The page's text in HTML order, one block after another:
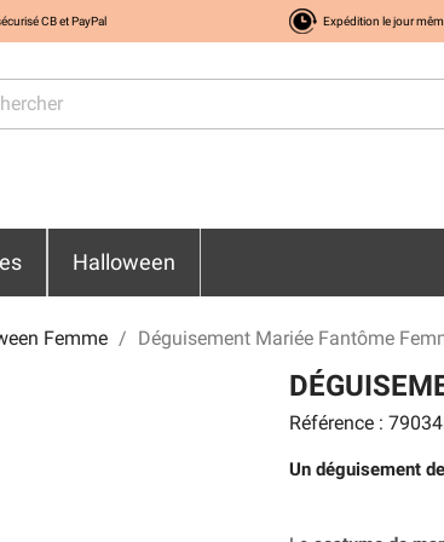
CB et PayPal Expédition le jour
Halloween
Femme Déguisement Mariée Fantôme
Référence :
Un déguisement